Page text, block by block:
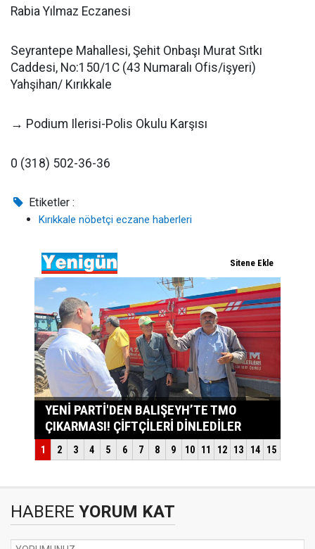
Rabia Yılmaz Eczanesi
Seyrantepe Mahallesi, Şehit Onbaşı Murat Sıtkı
Caddesi, No:150/1C (43 Numaralı Ofis/işyeri)
Yahşihan/ Kırıkkale
→ Podium Ilerisi-Polis Okulu Karşısı
0 (318) 502-36-36
Etiketler :
Kırıkkale nöbetçi eczane haberleri
HABERE YORUM KAT